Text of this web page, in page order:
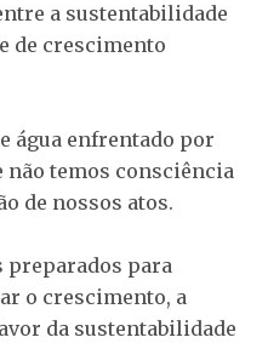
a sustentabilidade
de crescimento
água enfrentado por
não temos consciência
de nossos atos.
preparados para
o crescimento, a
da sustentabilidade